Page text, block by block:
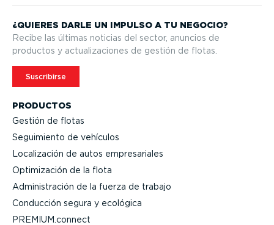
PRODUCTOS
Gestión de flotas
Seguimiento de vehículos
Locali­zación de autos empre­sa­riales
Optimi­zación de la flota
Adminis­tración de la fuerza de trabajo
Conducción segura y ecológica
PREMIUM.connect
¿QUIERES DARLE UN IMPULSO A TU NEGOCIO?
Recibe las últimas noticias del sector, anuncios de
productos y actua­li­za­ciones de gestión de flotas.
Suscribirse